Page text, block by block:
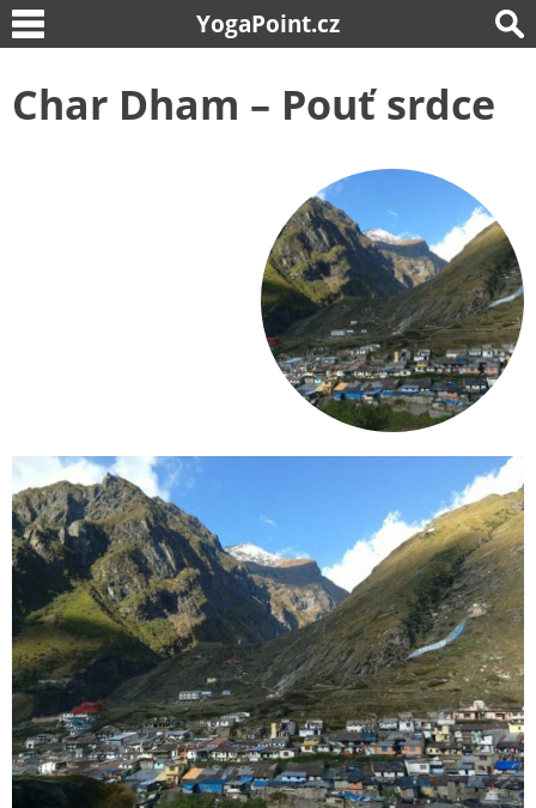
YogaPoint.cz
Char Dham – Pouť srdce